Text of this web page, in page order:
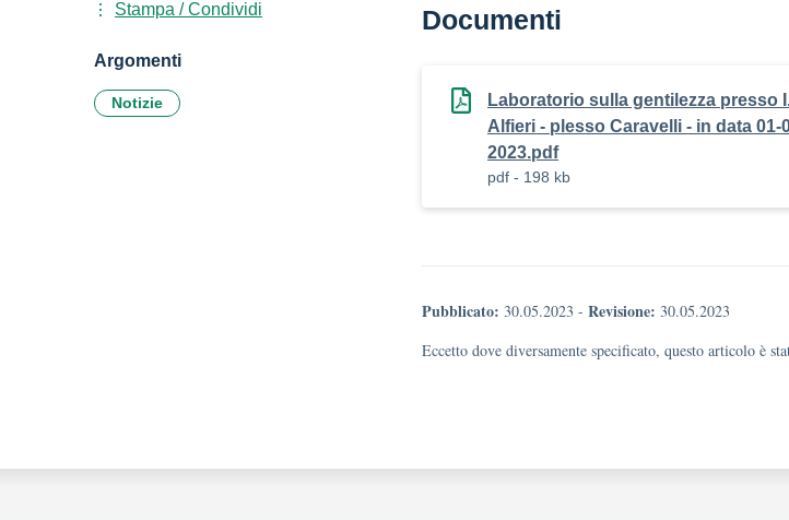
Documenti
Laboratorio sulla gentilezza presso
Alfieri - plesso Caravelli - in data 01-
2023.pdf
pdf - 198 kb
Pubblicato: 30.05.2023 - Revisione: 30.05.2023
Eccetto dove diversamente specificato, questo articolo è
Stampa / Condividi
Argomenti
Notizie